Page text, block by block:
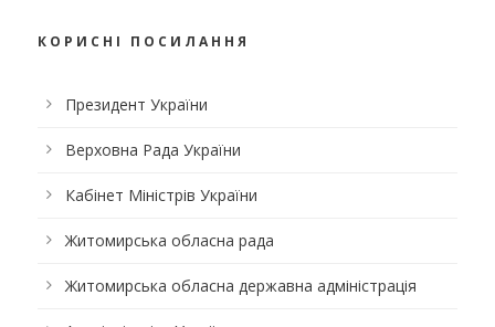
КОРИСНІ ПОСИЛАННЯ
Президент України
Верховна Рада України
Кабінет Міністрів України
Житомирська обласна рада
Житомирська обласна державна адміністрація